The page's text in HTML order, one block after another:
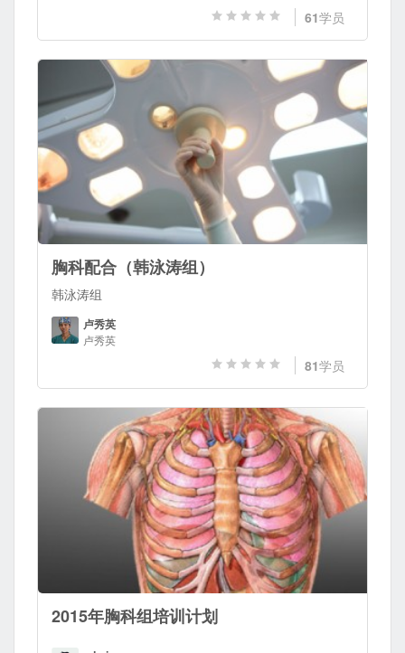
61学员
胸科配合（韩泳涛组）
韩泳涛组
卢秀英
卢秀英
81学员
2015年胸科组培训计划